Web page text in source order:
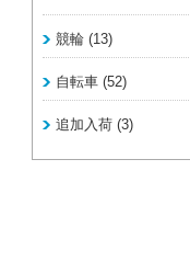
競輪 (13)
自転車 (52)
追加入荷 (3)